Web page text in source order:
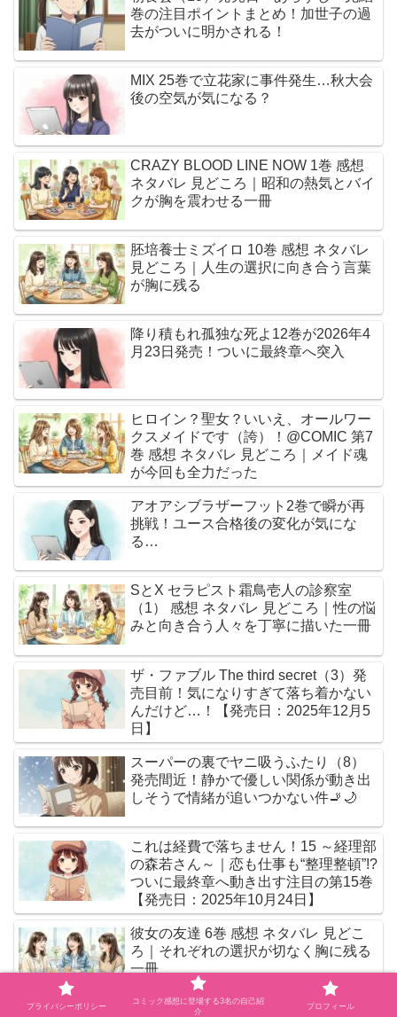
巻の注目ポイントまとめ！加世子の過
去がついに明かされる！
MIX 25巻で立花家に事件発生…秋大会
後の空気が気になる？
CRAZY BLOOD LINE NOW 1巻 感想
ネタバレ 見どころ｜昭和の熱気とバイ
クが胸を震わせる一冊
胚培養士ミズイロ 10巻 感想 ネタバレ
見どころ｜人生の選択に向き合う言葉
が胸に残る
降り積もれ孤独な死よ12巻が2026年4
月23日発売！ついに最終章へ突入
ヒロイン？聖女？いいえ、オールワー
クスメイドです（誇）！@COMIC 第7
巻 感想 ネタバレ 見どころ｜メイド魂
が今回も全力だった
アオアシブラザーフット2巻で瞬が再
挑戦！ユース合格後の変化が気にな
る…
SとX セラピスト霜鳥壱人の診察室
（1） 感想 ネタバレ 見どころ｜性の悩
みと向き合う人々を丁寧に描いた一冊
ザ・ファブル The third secret（3）発
売目前！気になりすぎて落ち着かない
んだけど…！【発売日：2025年12月5
日】
スーパーの裏でヤニ吸うふたり（8）
発売間近！静かで優しい関係が動き出
しそうで情緒が追いつかない件🚬🌙
これは経費で落ちません！15 ～経理部
の森若さん～｜恋も仕事も“整理整頓”!?
ついに最終章へ動き出す注目の第15巻
【発売日：2025年10月24日】
彼女の友達 6巻 感想 ネタバレ 見どこ
ろ｜それぞれの選択が切なく胸に残る
一冊
プライバシーポリシー
コミック感想に登場する3名の自己紹
介
プロフィール